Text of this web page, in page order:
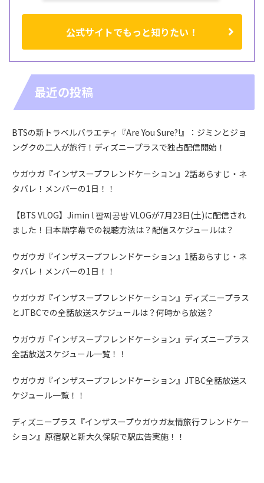
公式サイトでもっと知りたい！
最近の投稿
BTSの新トラベルバラエティ『Are You Sure?!』：ジミンとジョ
ングクの二人が旅行！ディズニープラスで独占配信開始！
ウガウガ『インザスープフレンドケーション』2話あらすじ・ネ
タバレ！メンバーの1日！！
【BTS VLOG】Jimin l 팔찌공방 VLOGが7月23日(土)に配信され
ました！日本語字幕での視聴方法は？配信スケジュールは？
ウガウガ『インザスープフレンドケーション』1話あらすじ・ネ
タバレ！メンバーの1日！！
ウガウガ『インザスープフレンドケーション』ディズニープラス
とJTBCでの全話放送スケジュールは？何時から放送？
ウガウガ『インザスープフレンドケーション』ディズニープラス
全話放送スケジュール一覧！！
ウガウガ『インザスープフレンドケーション』JTBC全話放送ス
ケジュール一覧！！
ディズニープラス『インザスープウガウガ友情旅行フレンドケー
ション』原宿駅と新大久保駅で駅広告実施！！